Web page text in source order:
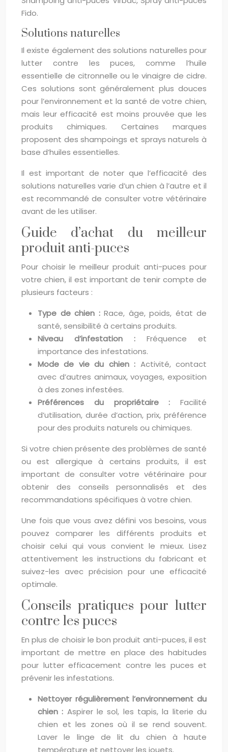
Fido.
Solutions naturelles
Il existe également des solutions naturelles pour
lutter contre les puces, comme l’huile
essentielle de citronnelle ou le vinaigre de cidre.
Ces solutions sont généralement plus douces
pour l’environnement et la santé de votre chien,
mais leur efficacité est moins prouvée que les
produits chimiques. Certaines marques
proposent des shampoings et sprays naturels à
base d’huiles essentielles.
Il est important de noter que l’efficacité des
solutions naturelles varie d’un chien à l’autre et il
est recommandé de consulter votre vétérinaire
avant de les utiliser.
Guide d’achat du meilleur
produit anti-puces
Pour choisir le meilleur produit anti-puces pour
votre chien, il est important de tenir compte de
plusieurs facteurs :
Type de chien : Race, âge, poids, état de
santé, sensibilité à certains produits.
Niveau d’infestation : Fréquence et
importance des infestations.
Mode de vie du chien : Activité, contact
avec d’autres animaux, voyages, exposition
à des zones infestées.
Préférences du propriétaire : Facilité
d’utilisation, durée d’action, prix, préférence
pour des produits naturels ou chimiques.
Si votre chien présente des problèmes de santé
ou est allergique à certains produits, il est
important de consulter votre vétérinaire pour
obtenir des conseils personnalisés et des
recommandations spécifiques à votre chien.
Une fois que vous avez défini vos besoins, vous
pouvez comparer les différents produits et
choisir celui qui vous convient le mieux. Lisez
attentivement les instructions du fabricant et
suivez-les avec précision pour une efficacité
optimale.
Conseils pratiques pour lutter
contre les puces
En plus de choisir le bon produit anti-puces, il est
important de mettre en place des habitudes
pour lutter efficacement contre les puces et
prévenir les infestations.
Nettoyer régulièrement l’environnement du
chien : Aspirer le sol, les tapis, la literie du
chien et les zones où il se rend souvent.
Laver le linge de lit du chien à haute
température et nettoyer les jouets.